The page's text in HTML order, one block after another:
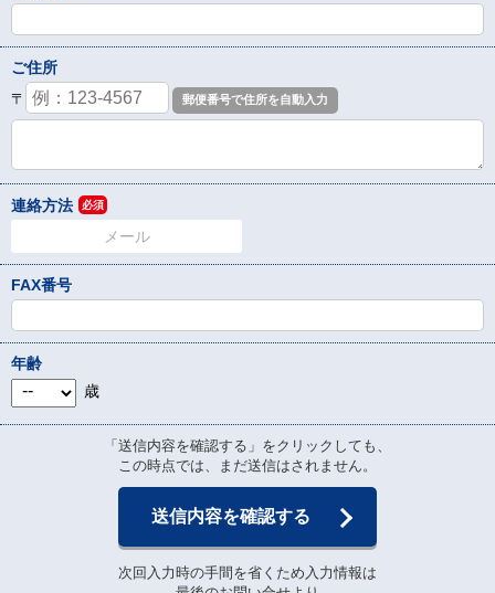
ご住所
〒
連絡方法 必須
メール
FAX番号
年齢
歳
「送信内容を確認する」をクリックしても、
この時点では、まだ送信はされません。
送信内容を確認する
次回入力時の手間を省くため入力情報は